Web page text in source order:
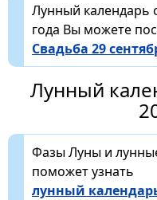
Лунный календарь
года Вы можете
Свадьба 29
Лунный
Фазы Луны и
поможет узнать
лунный